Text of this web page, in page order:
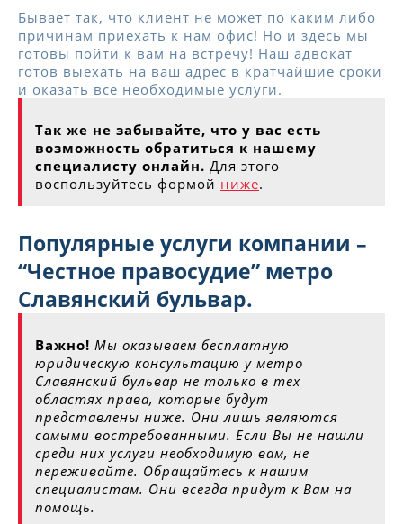
Бывает так, что клиент не может по каким либо
причинам приехать к нам офис! Но и здесь мы
готовы пойти к вам на встречу! Наш адвокат
готов выехать на ваш адрес в кратчайшие сроки
и оказать все необходимые услуги.
Так же не забывайте, что у вас есть
возможность обратиться к нашему
специалисту онлайн. Для этого
воспользуйтесь формой ниже.
Популярные услуги компании –
“Честное правосудие” метро
Славянский бульвар.
Важно! Мы оказываем бесплатную
юридическую консультацию у метро
Славянский бульвар не только в тех
областях права, которые будут
представлены ниже. Они лишь являются
самыми востребованными. Если Вы не нашли
среди них услуги необходимую вам, не
переживайте. Обращайтесь к нашим
специалистам. Они всегда придут к Вам на
помощь.